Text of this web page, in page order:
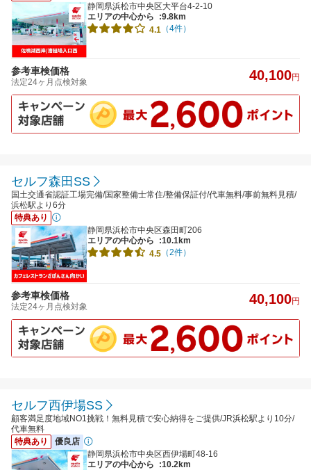
静岡県浜松市中央区大平台4-2-10
エリアの中心から
:9.8km
4.1 （4件）
参考車検価格
法定24ヶ月点検対象 40,100円
セルフ森田SS
国土交通省認証工場完備/国家整備士常住/整備保証付/代車無料/事前無料見積/
浜松駅より6分
特典あり
静岡県浜松市中央区森田町206
エリアの中心から
:10.1km
4.5 （2件）
参考車検価格
法定24ヶ月点検対象 40,100円
セルフ西伊場SS
顧客満足度地域NO1挑戦！無料見積で安心納得をご提供/JR浜松駅より10分/
代車無料
特典あり
優良店
静岡県浜松市中央区西伊場町48-16
エリアの中心から
:10.2km